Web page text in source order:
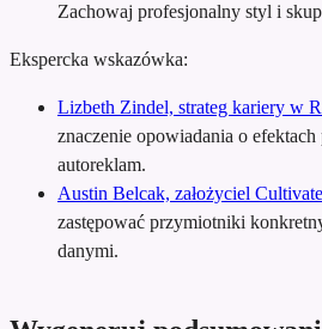
Zachowaj profesjonalny styl i
Ekspercka wskazówka:
Lizbeth Zindel, strateg kariery w
znaczenie opowiadania o
autoreklam.
Austin Belcak, założyciel
zastępować przymiotniki
danymi.